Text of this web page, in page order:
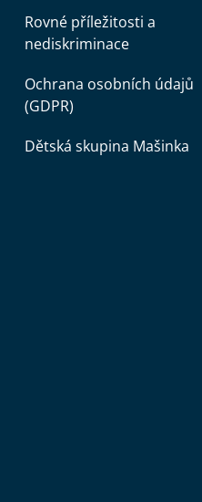
Rovné příležitosti a
nediskriminace
Ochrana osobních údajů
(GDPR)
Dětská skupina Mašinka